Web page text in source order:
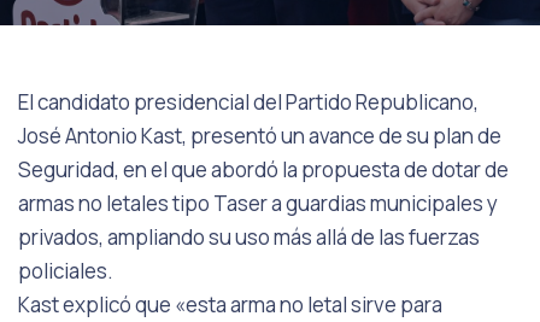
El candidato presidencial del Partido Republicano,
José Antonio Kast, presentó un avance de su plan de
Seguridad, en el que abordó la propuesta de dotar de
armas no letales tipo Taser a guardias municipales y
privados, ampliando su uso más allá de las fuerzas
policiales.
Kast explicó que «esta arma no letal sirve para